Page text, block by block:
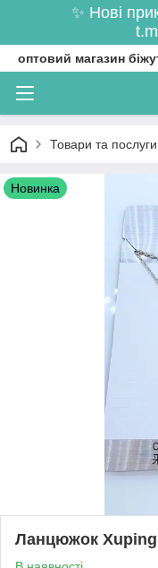
✨ Нові
оптовий магазин
Товари та послуги
Новинка
Ланцюжок Xuping